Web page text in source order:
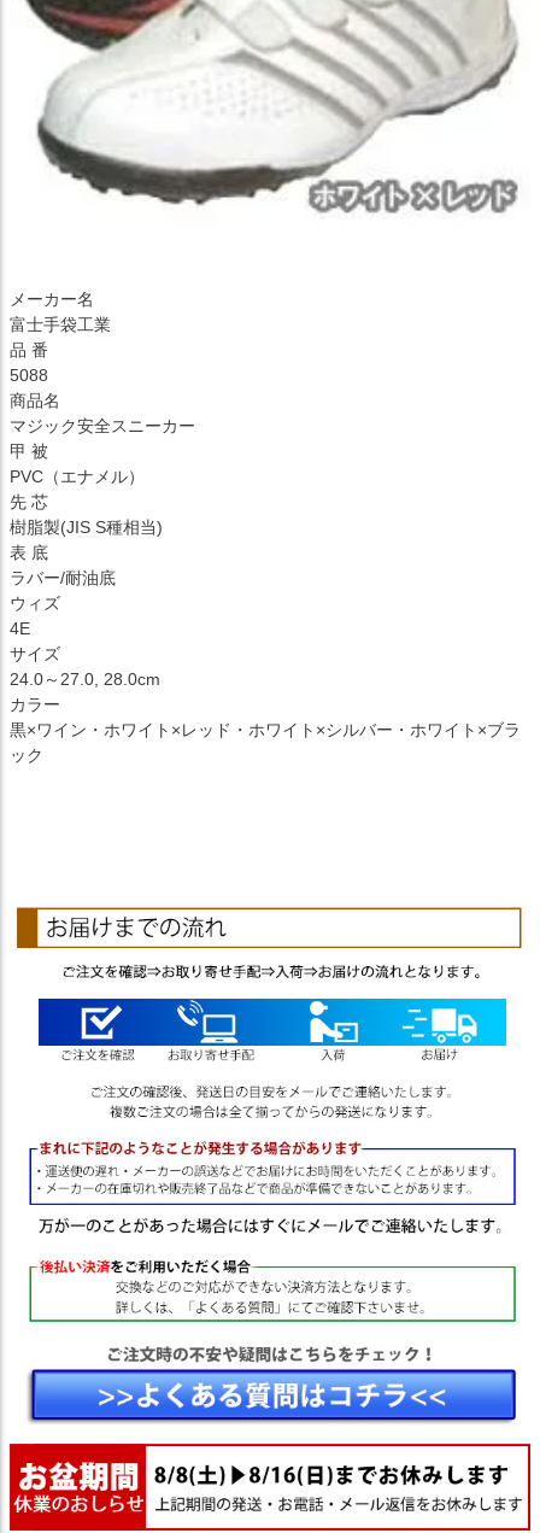
メーカー名
富士手袋工業
品 番
5088
商品名
マジック安全スニーカー
甲 被
PVC（エナメル）
先 芯
樹脂製(JIS S種相当)
表 底
ラバー/耐油底
ウィズ
4E
サイズ
24.0～27.0, 28.0cm
カラー
黒×ワイン・ホワイト×レッド・ホワイト×シルバー・ホワイト×ブラ
ック